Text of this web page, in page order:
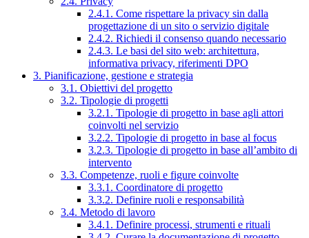
2.4.1. Come rispettare la privacy sin dalla
progettazione di un sito o servizio digitale
2.4.2. Richiedi il consenso quando necessario
2.4.3. Le basi del sito web: architettura,
informativa privacy, riferimenti DPO
3. Pianificazione, gestione e strategia
3.1. Obiettivi del progetto
3.2. Tipologie di progetti
3.2.1. Tipologie di progetto in base agli attori
coinvolti nel servizio
3.2.2. Tipologie di progetto in base al focus
3.2.3. Tipologie di progetto in base all’ambito di
intervento
3.3. Competenze, ruoli e figure coinvolte
3.3.1. Coordinatore di progetto
3.3.2. Definire ruoli e responsabilità
3.4. Metodo di lavoro
3.4.1. Definire processi, strumenti e rituali